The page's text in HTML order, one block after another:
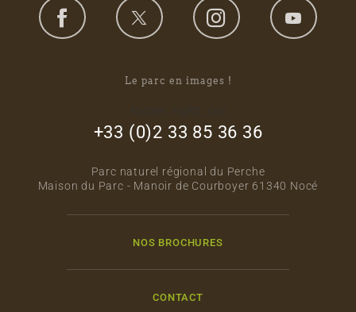
Le parc en images !
+33 (0)2 33 85 36 36
Parc naturel régional du Perche
Maison du Parc - Manoir de Courboyer 61340 Nocé
NOS BROCHURES
CONTACT